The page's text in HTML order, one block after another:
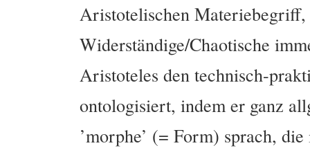
Aristotelischen
Widerständige/Chaotische
Aristoteles den technisch-
ontologisiert, indem er ganz
’morphe’ (= Form) sprach,